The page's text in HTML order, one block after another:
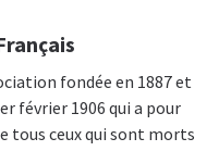
fondée en 1887 et
février 1906 qui a pour
tous ceux qui sont morts